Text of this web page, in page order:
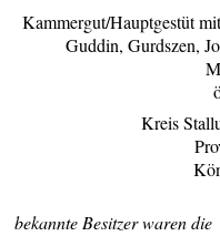
Kammergut/Hauptgestüt
Guddin, Gurdszen,
Kreis
bekannte Besitzer waren die